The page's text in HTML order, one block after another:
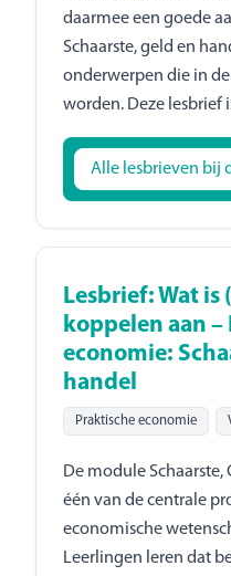
daarmee een goede
Schaarste, geld en
onderwerpen die in
worden. Deze lesbrief
Alle lesbrieven bij
Lesbrief: Wat is
koppelen aan
economie:
handel
Praktische economie
De module
één van de centrale
economische
Leerlingen leren dat